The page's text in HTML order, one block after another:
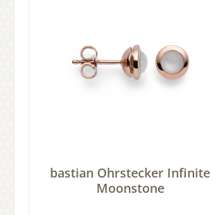
bastian Ohrstecker Infinite
Moonstone